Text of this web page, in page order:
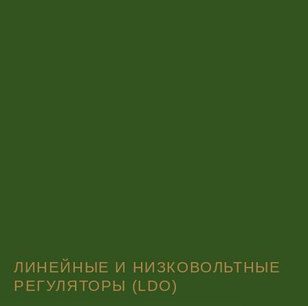
ЛИНЕЙНЫЕ И НИЗКОВОЛЬТНЫЕ
РЕГУЛЯТОРЫ (LDO)